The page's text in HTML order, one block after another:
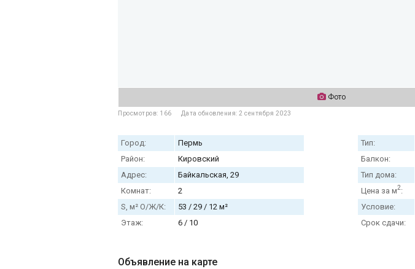
Фото
Просмотров: 166 Дата обновления: 2 сентября 2023
Город:
Пермь
Район:
Кировский
Адрес:
Байкальская, 29
Комнат:
2
S, м² О/Ж/К:
53 / 29 / 12 м²
Этаж:
6 / 10
Тип:
Балкон:
Тип дома:
Цена за м2
:
Условие:
Срок сдачи:
Объявление на карте